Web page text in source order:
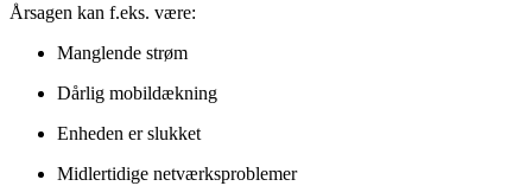
Årsagen kan f.eks. være:
Manglende strøm
Dårlig mobildækning
Enheden er slukket
Midlertidige netværksproblemer